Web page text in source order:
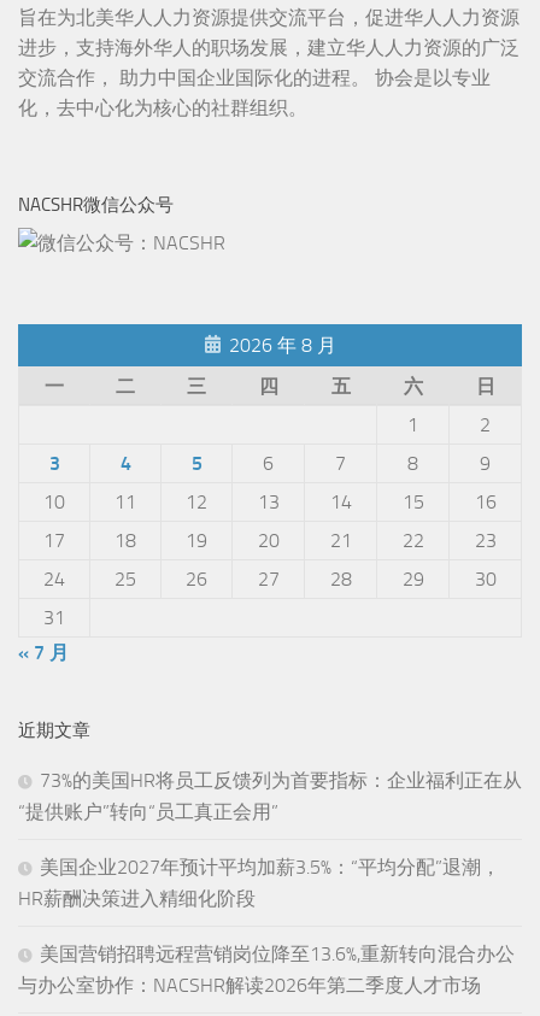
旨在为北美华人人力资源提供交流平台，促进华人人力资源
进步，支持海外华人的职场发展，建立华人人力资源的广泛
交流合作， 助力中国企业国际化的进程。 协会是以专业
化，去中心化为核心的社群组织。
NACSHR微信公众号
2026 年 8 月
一
二 三 四 五 六
日
1
2
3
4 5 6 7 8
9
10
11 12 13 14 15
16
17
18 19 20 21 22
23
24
25 26 27 28 29
30
31
« 7 月
近期文章
73%的美国HR将员工反馈列为首要指标：企业福利正在从
“提供账户”转向“员工真正会用”
美国企业2027年预计平均加薪3.5%：“平均分配”退潮，
HR薪酬决策进入精细化阶段
美国营销招聘远程营销岗位降至13.6%,重新转向混合办公
与办公室协作：NACSHR解读2026年第二季度人才市场